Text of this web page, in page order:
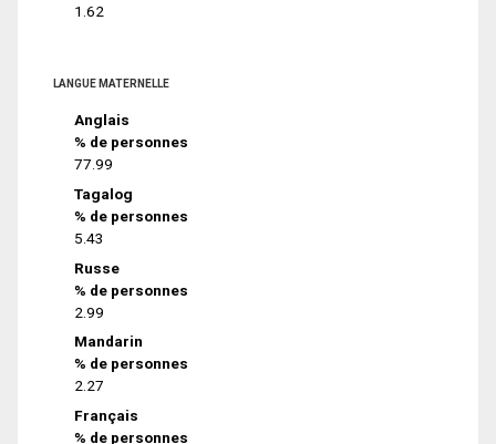
1.62
LANGUE MATERNELLE
Anglais
% de personnes
77.99
Tagalog
% de personnes
5.43
Russe
% de personnes
2.99
Mandarin
% de personnes
2.27
Français
% de personnes